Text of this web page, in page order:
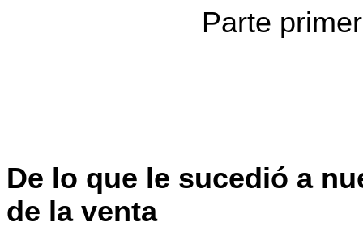
Parte
De lo que le sucedió a
de la venta